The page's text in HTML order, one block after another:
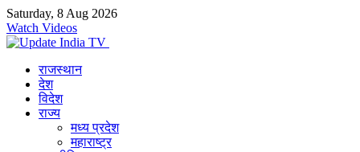
Saturday, 8 Aug 2026
Watch Videos
राजस्थान
देश
विदेश
राज्य
मध्य प्रदेश
महाराष्ट्र